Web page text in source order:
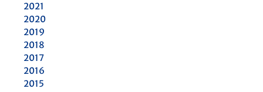
2021
2020
2019
2018
2017
2016
2015